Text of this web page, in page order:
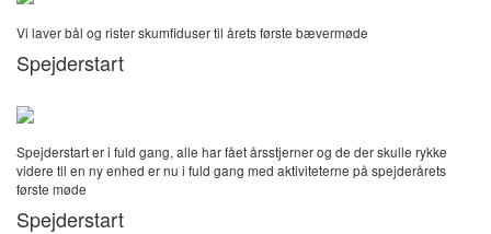
Vi laver bål og rister skumfiduser til årets første bævermøde
Spejderstart
Spejderstart er i fuld gang, alle har fået årsstjerner og de der skulle rykke
videre til en ny enhed er nu i fuld gang med aktiviteterne på spejderårets
første møde
Spejderstart